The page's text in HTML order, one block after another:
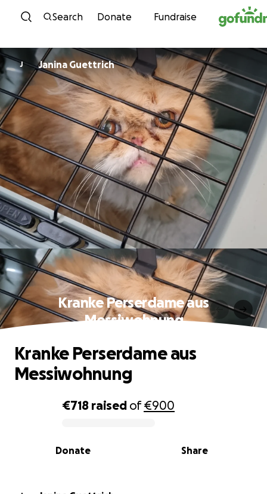
Skip to content
Search Donate Fundraise
J Janina Guettrich
Kranke Perserdame aus
Messiwohnung
0% complete
€718 raised of€900
Share
Donate
Kranke Perserdame aus
Messiwohnung